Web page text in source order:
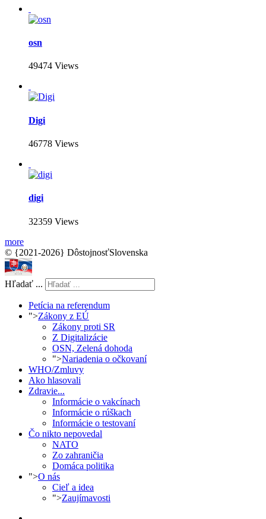
osn
49474 Views
Digi
46778 Views
digi
32359 Views
more
© {2021-2026} DôstojnosťSlovenska
Hľadať ...
Petícia na referendum
">Zákony z EÚ
Zákony proti SR
Z Digitalizácie
OSN, Zelená dohoda
">Nariadenia o očkovaní
WHO/Zmluvy
Ako hlasovali
Zdravie...
Informácie o vakcínach
Informácie o rúškach
Informácie o testovaní
Čo nikto nepovedal
NATO
Zo zahraničia
Domáca politika
">O nás
Cieľ a idea
">Zaujímavosti